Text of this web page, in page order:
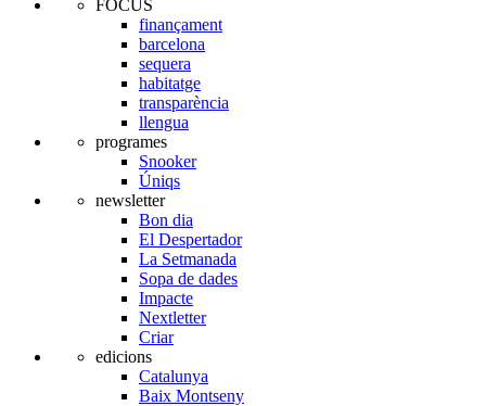
FOCUS
finançament
barcelona
sequera
habitatge
transparència
llengua
programes
Snooker
Úniqs
newsletter
Bon dia
El Despertador
La Setmanada
Sopa de dades
Impacte
Nextletter
Criar
edicions
Catalunya
Baix Montseny